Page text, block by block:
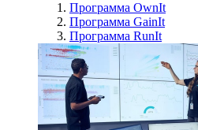
Программа OwnIt
Программа GainIt
Программа RunIt